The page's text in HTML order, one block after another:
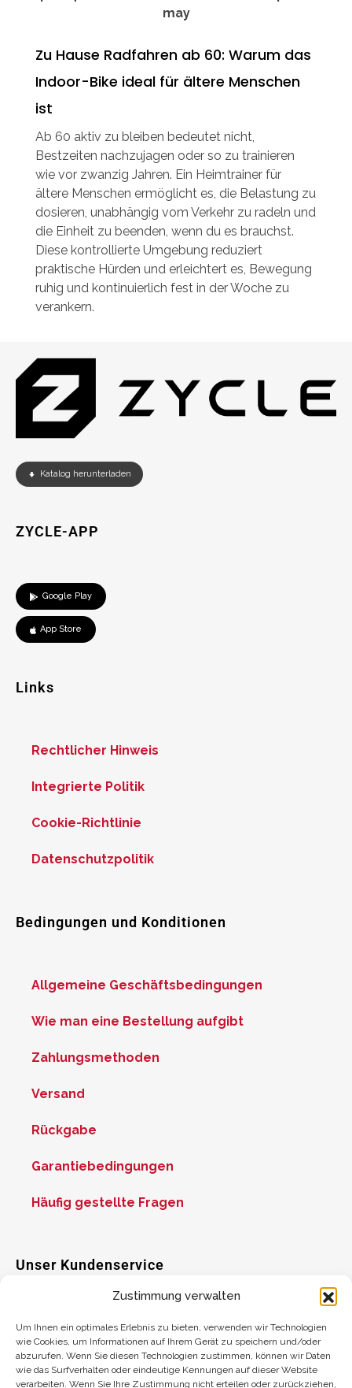
Zustimmung verwalten
Um Ihnen ein optimales Erlebnis zu bieten, verwenden wir Technologien
wie Cookies, um Informationen auf Ihrem Gerät zu speichern und/oder
abzurufen. Wenn Sie diesen Technologien zustimmen, können wir Daten
wie das Surfverhalten oder eindeutige Kennungen auf dieser Website
verarbeiten. Wenn Sie Ihre Zustimmung nicht erteilen oder zurückziehen,
Zu Hause Radfahren ab 60: Warum das
Indoor-Bike ideal für ältere Menschen
ist
Ab 60 aktiv zu bleiben bedeutet nicht,
Bestzeiten nachzujagen oder so zu trainieren
wie vor zwanzig Jahren. Ein Heimtrainer für
ältere Menschen ermöglicht es, die Belastung zu
dosieren, unabhängig vom Verkehr zu radeln und
die Einheit zu beenden, wenn du es brauchst.
Diese kontrollierte Umgebung reduziert
praktische Hürden und erleichtert es, Bewegung
ruhig und kontinuierlich fest in der Woche zu
verankern.
Katalog herunterladen
ZYCLE-APP
Google Play
App Store
Links
Rechtlicher Hinweis
Integrierte Politik
Cookie-Richtlinie
Datenschutzpolitik
Bedingungen und Konditionen
Allgemeine Geschäftsbedingungen
Wie man eine Bestellung aufgibt
Zahlungsmethoden
Versand
Rückgabe
Garantiebedingungen
Häufig gestellte Fragen
Unser Kundenservice
Hilfe
Vorschläge